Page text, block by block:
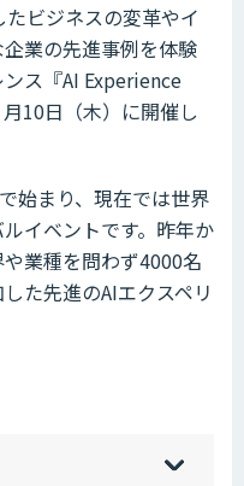
ビジネスの変革やイ
業の先進事例を体験
ス『AI Experience
10日（木）に開催し
始まり、現在では世界
イベントです。昨年か
業種を問わず4000名
た先進のAIエクスペリ
hi
]
sh
]